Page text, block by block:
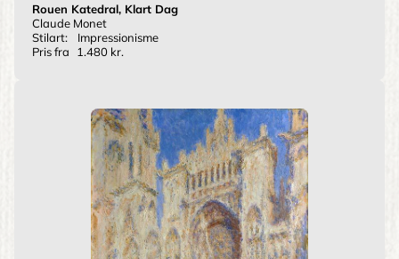
Rouen Katedral, Klart Dag
Claude Monet
Stilart:
Impressionisme
Pris fra
1.480 kr.